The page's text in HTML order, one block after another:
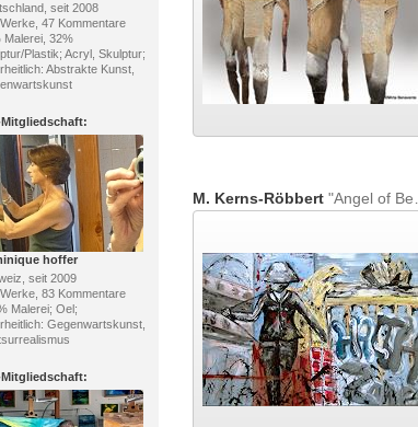
seit 2008
47 Kommentare
Malerei, 32%
Plastik; Acryl, Skulptur;
Abstrakte Kunst,
hoffer
seit 2009
83 Kommentare
Malerei; Oel;
Gegenwartskunst,
M. Kerns-Röbbert"Angel of Berlin"